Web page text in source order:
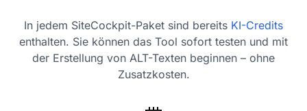
In jedem SiteCockpit-Paket sind bereits KI-Credits
enthalten. Sie können das Tool sofort testen und mit
der Erstellung von ALT-Texten beginnen – ohne
Zusatzkosten.